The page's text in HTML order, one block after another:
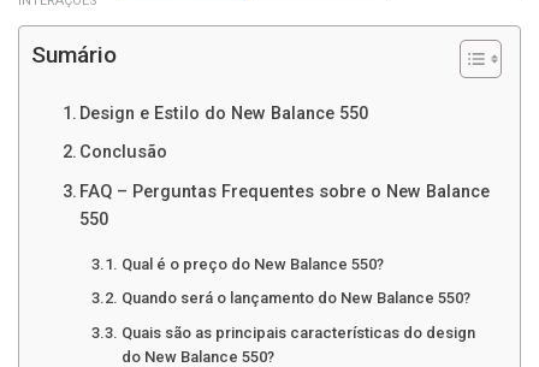
Sumário
Design e Estilo do New Balance 550
Conclusão
FAQ – Perguntas Frequentes sobre o New Balance
550
Qual é o preço do New Balance 550?
Quando será o lançamento do New Balance 550?
Quais são as principais características do design
do New Balance 550?